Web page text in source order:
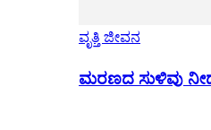
ವೃತ್ತಿ ಜೀವನ
ಮರಣದ ಸುಳಿವು